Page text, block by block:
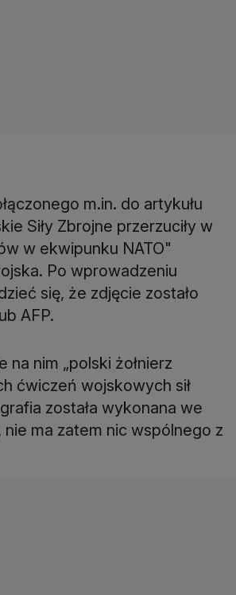
m.in. do artykułu
Siły Zbrojne przerzuciły w
w ekwipunku NATO"
Po wprowadzeniu
się, że zdjęcie zostało
AFP.
nim „polski żołnierz
ćwiczeń wojskowych sił
została wykonana we
ma zatem nic wspólnego z